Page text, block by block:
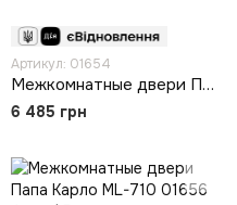
Артикул: 01654
Межкомнатные двери Папа Карло ML-708
6 485 грн